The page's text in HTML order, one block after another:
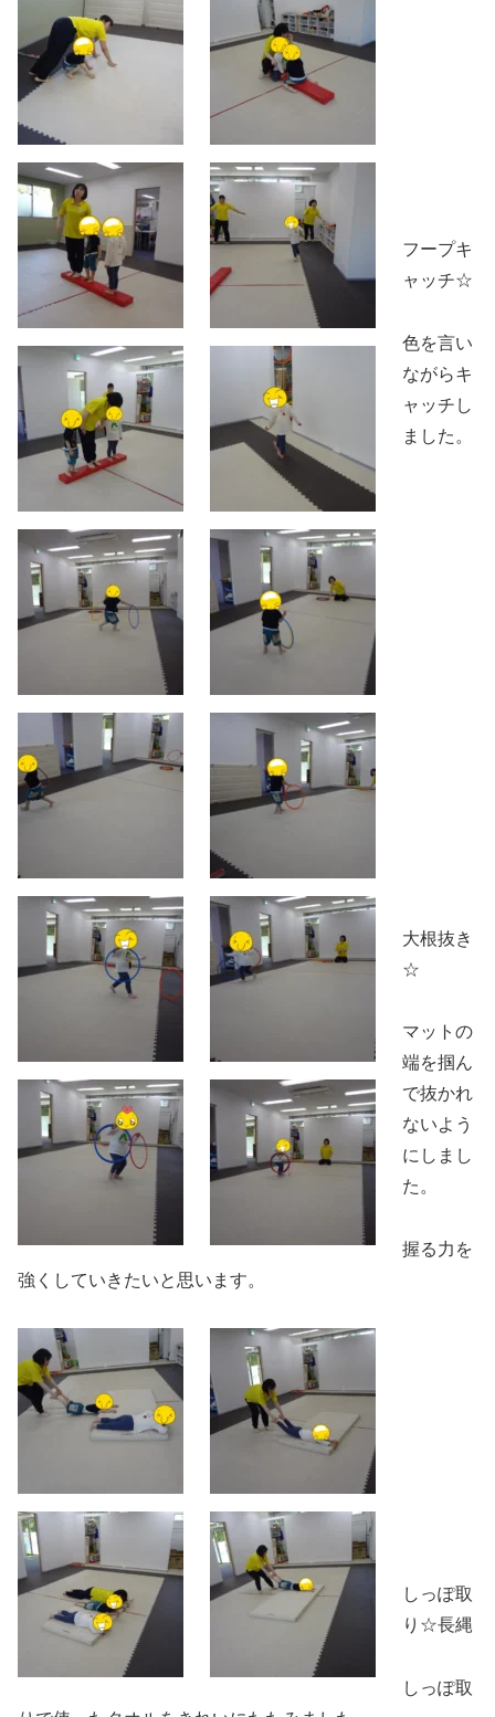
フープキ
ャッチ☆
色を言い
ながらキ
ャッチし
ました。
大根抜き
☆
マットの
端を掴ん
で抜かれ
ないよう
にしまし
た。
握る力を
強くしていきたいと思います。
しっぽ取
り☆長縄
しっぽ取